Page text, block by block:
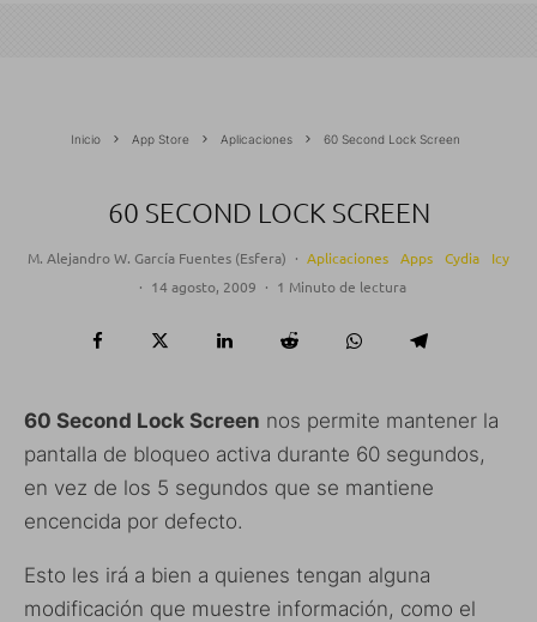
Inicio App Store Aplicaciones 60 Second Lock Screen
60 SECOND LOCK SCREEN
M. Alejandro W. García Fuentes (Esfera) · Aplicaciones Apps Cydia
Icy
· 14 agosto, 2009 · 1 Minuto de lectura
60 Second Lock Screen nos permite mantener la
pantalla de bloqueo activa durante 60 segundos,
en vez de los 5 segundos que se mantiene
encencida por defecto.
Esto les irá a bien a quienes tengan alguna
modificación que muestre información, como el